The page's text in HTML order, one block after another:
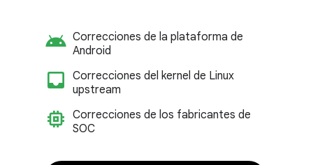
android Correcciones de la plataforma de
Android
inbox_customize
Correcciones del kernel de Linux
upstream
memory Correcciones de los fabricantes de
SOC